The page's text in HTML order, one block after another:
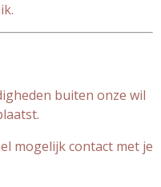
buiten onze wil
mogelijk contact met je